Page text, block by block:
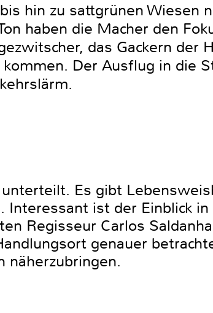
hin zu sattgrünen Wiesen
haben die Macher den
das Gackern der
Der Ausflug in die
Es gibt
Interessant ist der Einblick in
Regisseur Carlos Saldanha
genauer
näherzubringen.